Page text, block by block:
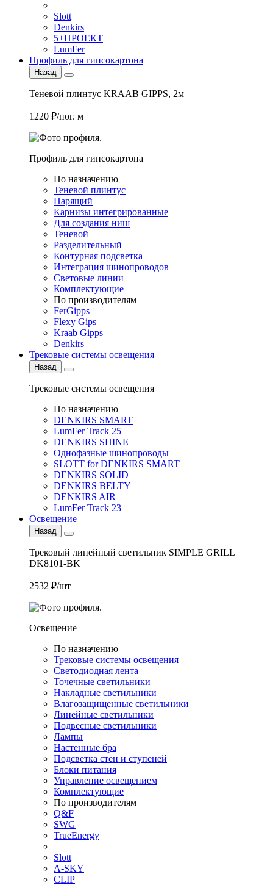
Slott
Denkirs
5+ПРОЕКТ
LumFer
Профиль для гипсокартона
Назад
Теневой плинтус KRAAB GIPPS, 2м
1220 ₽/пог. м
Профиль для гипсокартона
По назначению
Теневой плинтус
Парящий
Карнизы интегрированные
Для создания ниш
Теневой
Разделительный
Контурная подсветка
Интеграция шинопроводов
Световые линии
Комплектующие
По производителям
FerGipps
Flexy Gips
Kraab Gipps
Denkirs
Трековые системы освещения
Назад
Трековые системы освещения
По назначению
DENKIRS SMART
LumFer Track 25
DENKIRS SHINE
Однофазные шинопроводы
SLOTT for DENKIRS SMART
DENKIRS SOLID
DENKIRS BELTY
DENKIRS AIR
LumFer Track 23
Освещение
Назад
Трековый линейный светильник SIMPLE GRILL
DK8101-BK
2532 ₽/шт
Освещение
По назначению
Трековые системы освещения
Светодиодная лента
Точечные светильники
Накладные светильники
Влагозащищенные светильники
Линейные светильники
Подвесные светильники
Лампы
Настенные бра
Подсветка стен и ступеней
Блоки питания
Управление освещением
Комплектующие
По производителям
Q&F
SWG
TrueEnergy
Slott
A-SKY
CLIP